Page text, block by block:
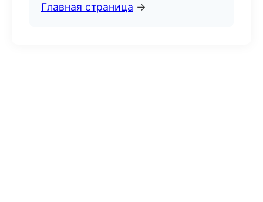
Главная страница →